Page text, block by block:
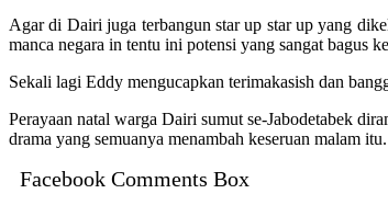
Agar di Dairi juga terbangun star up star up yang
manca negara in tentu ini potensi yang sangat bagus
Sekali lagi Eddy mengucapkan terimakasish dan
Perayaan natal warga Dairi sumut se-Jabodetabek
drama yang semuanya menambah keseruan malam itu.
Facebook Comments Box